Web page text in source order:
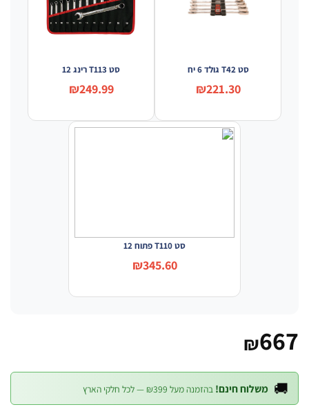
₪221.30
₪249.99
₪345.60
₪
משלוח חינם! בהזמנה מעל ₪399 — לכל חלקי הארץ